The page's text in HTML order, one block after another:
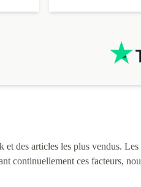
des articles les plus vendus.
ces facteurs,